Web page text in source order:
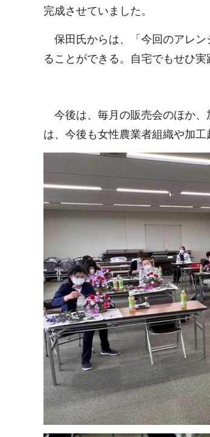
完成させていました。
保田氏からは、「今回のアレン
ることができる。自宅でもせひ
今後は、毎月の販売会のほか、
は、今後も女性農業者組織や加